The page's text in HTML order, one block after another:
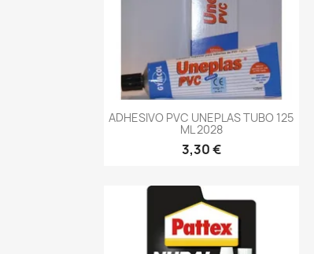
-->
ADHESIVO PVC UNEPLAS TUBO 125
ML 2028
3,30 €